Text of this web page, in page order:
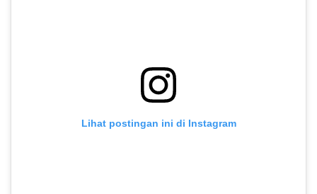
Lihat postingan ini di Instagram